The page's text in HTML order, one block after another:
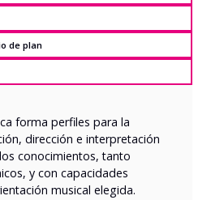
de plan
forma perfiles para la
dirección e interpretación
conocimientos, tanto
y con capacidades
musical elegida.